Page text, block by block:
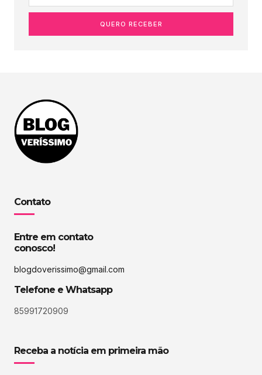
QUERO RECEBER
Contato
Entre em contato
conosco!
blogdoverissimo@gmail.com
Telefone e Whatsapp
85991720909
Receba a notícia em primeira mão